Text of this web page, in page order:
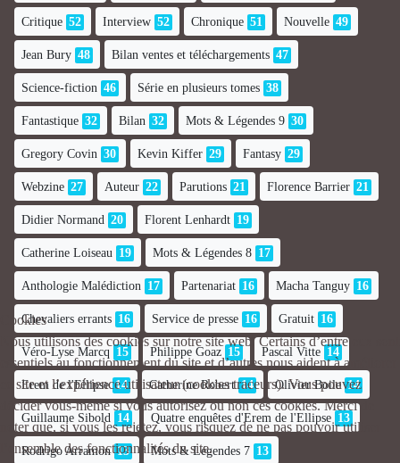
Critique 52 Interview 52 Chronique 51 Nouvelle 49
Jean Bury 48 Bilan ventes et téléchargements 47
Science-fiction 46 Série en plusieurs tomes 38
Fantastique 32 Bilan 32 Mots & Légendes 9 30
Gregory Covin 30 Kevin Kiffer 29 Fantasy 29
Webzine 27 Auteur 22 Parutions 21 Florence Barrier 21
Didier Normand 20 Florent Lenhardt 19
Catherine Loiseau 19 Mots & Légendes 8 17
Anthologie Malédiction 17 Partenariat 16 Macha Tanguy 16
Chevaliers errants 16 Service de presse 16 Gratuit 16
Véro-Lyse Marcq 15 Philippe Goaz 15 Pascal Vitte 14
Erem de l'Ellipse 14 Catherine Robert 14 Olivier Boile 14
Guillaume Sibold 14 Quatre enquêtes d'Erem de l'Ellipse 13
Rodrigo Arramon 13 Mots & Légendes 7 13
Cookies
Nous utilisons des cookies sur notre site web. Certains d’entre eux sont
essentiels au fonctionnement du site et d’autres nous aident à améliorer
ce site et l’expérience utilisateur (cookies traceurs). Vous pouvez
décider vous-même si vous autorisez ou non ces cookies. Merci de
noter que, si vous les rejetez, vous risquez de ne pas pouvoir utiliser
l’ensemble des fonctionnalités du site.